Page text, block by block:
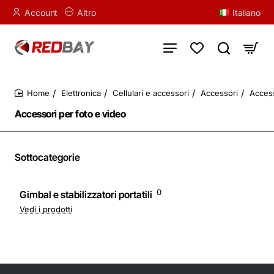
Account Altro Italiano
Accessori per foto e video
Elettronica Cellulari e accessori Accessori
Sottocategorie
Gimbal e stabilizzatori portatili 0
Vedi i prodotti